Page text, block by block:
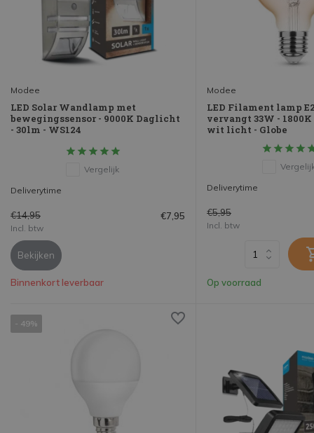
Modee
LED Solar Wandlamp met
bewegingssensor - 9000K Daglicht
- 30lm - WS124
Vergelijk
Deliverytime
€14,95 €7,95
Incl. btw
Bekijken
Binnenkort leverbaar
Modee
LED Filament lamp
vervangt 33W -
wit licht - Globe
Deliverytime
€5,95
Incl. btw
Op voorraad
- 49%